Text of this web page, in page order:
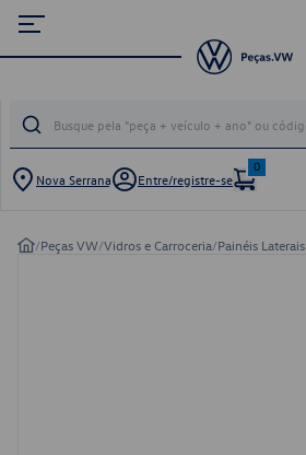
Nova Serrana Entre/registre-se
0
/Peças VW/Vidros e Carroceria/Painéis Laterais